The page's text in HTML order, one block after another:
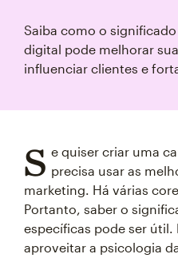
Saiba como o
digital pode melhorar
influenciar clientes e
S e quiser criar uma
precisa usar as
marketing. Há várias
Portanto, saber o
específicas pode ser
aproveitar a psicologia